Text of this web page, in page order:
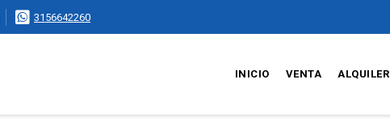
3156642260
INICIO VENTA ALQUILER